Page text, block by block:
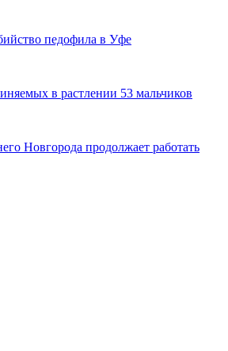
педофила в Уфе
в растлении 53 мальчиков
Новгорода продолжает работать